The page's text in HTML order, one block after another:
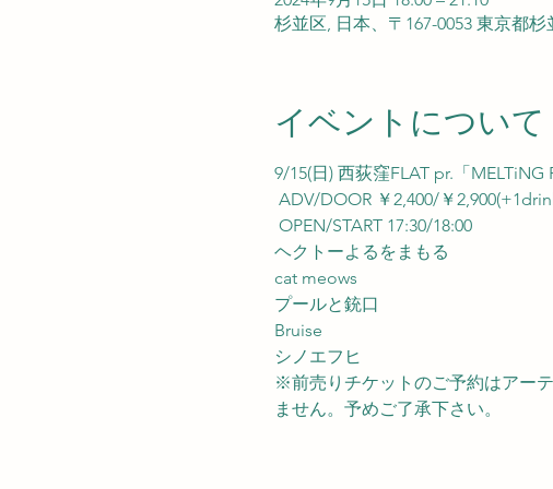
杉並区, 日本、〒167-0053 東京都
イベントについて
9/15(日) 西荻窪FLAT pr.「MELTiNG
ADV/DOOR ￥2,400/￥
OPEN/START 17:30/18:00
ヘクトーよるをまもる
cat meows
プールと銃口
Bruise
シノエフヒ
※前売りチケットのご予約はアー
ません。予めご了承下さい。